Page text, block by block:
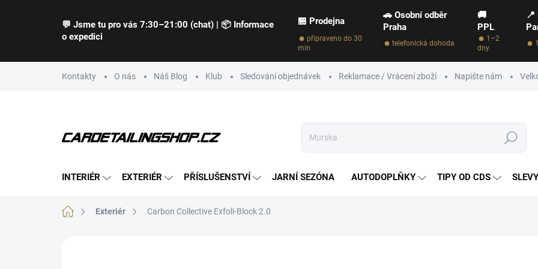
💬 Jsme tu pro vás 7:30–21:00 (chat) | 📦 Informace
o expedici
🏪 Prodejna
🚗 Osobní odběr
Praha
🚚
PPL
📍
připraveno do 30
min
telefonická dohoda
1–2
dny
Kontakty O nás Náš Blog Klub Sledování objednávek Reklamace / Vrácení zboží Napište nám
Hledat
INTERIÉR EXTERIÉR PŘÍSLUŠENSTVÍ JARNÍ SEZÓNA AUTODOPLŇKY TIPY OD CDS
Domů Exteriér Carbon Collective Exfoli-Block 2.0